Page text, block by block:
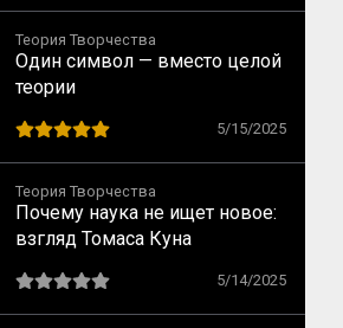
истины
Теория Творчества
Один символ — вместо целой
теории
5/15/2025
Теория Творчества
Почему наука не ищет новое:
взгляд Томаса Куна
5/14/2025